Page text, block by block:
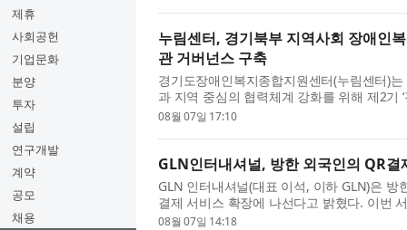
제휴
사회공헌
기업문화
분양
투자
설립
연구개발
계약
공모
채용
누림센터, 경기북부 지역사회 장애인
관 거버넌스 구축
경기도장애인복지종합지원센터(누림센터)
과 지역 중심의 협력체계 강화를 위해 제2기
하 협의체)를 추진한다. 이번 제2기 협...
08월 07일 17:10
GLN인터내셔널, 방한 외국인의 QR결
GLN 인터내셔널(대표 이석, 이하 GLN)은
결제 서비스 확장에 나선다고 밝혔다. 이번
제휴를 통해 서울지역 소상공인 가맹...
08월 07일 14:18